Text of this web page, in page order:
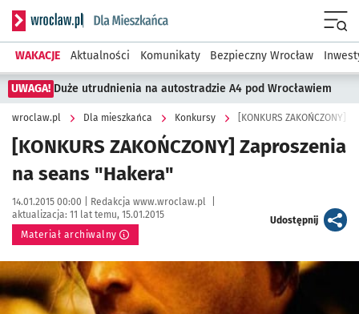
Serwis informacyjny wroclaw.pl podserwis: Dla mieszkańca
WAKACJE Aktualności Komunikaty Bezpieczny Wrocław
UWAGA! Duże utrudnienia na autostradzie A4 pod Wrocławiem
wroclaw.pl Dla mieszkańca Konkursy [KONKURS
[KONKURS ZAKOŃCZONY] Zaproszenia
na seans "Hakera"
Data publikacji:
14.01.2015 00:00 | Autor:
Redakcja www.wroclaw.pl
aktualizacja: 11 lat temu, 15.01.2015
Materiał archiwalny
Udostępnijartykuł
Kliknij, aby powiększyć